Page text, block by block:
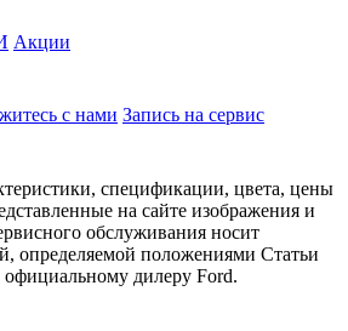
Акции
с нами Запись на сервис
спецификации, цвета, цены
на сайте изображения и
обслуживания носит
определяемой положениями Статьи
дилеру Ford.